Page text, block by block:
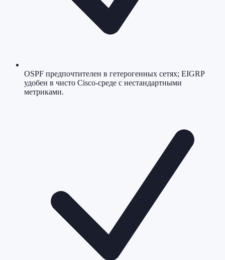
OSPF предпочтителен в гетерогенных сетях; EIGRP
удобен в чисто Cisco-среде с нестандартными
метриками.